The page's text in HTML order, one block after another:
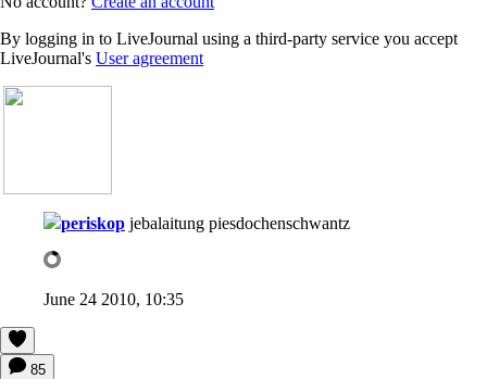
By logging in to LiveJournal using a third-party service you accept
LiveJournal's User agreement
periskop jebalaitung piesdochenschwantz
June 24 2010, 10:35
85